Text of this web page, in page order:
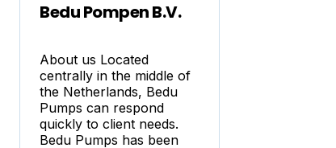
Bedu Pompen B.V.
About us Located
centrally in the middle of
the Netherlands, Bedu
Pumps can respond
quickly to client needs.
Bedu Pumps has been